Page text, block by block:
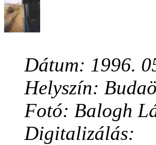
Dátum: 1996.
Helyszín:
Fotó: Balogh
Digitalizálás: